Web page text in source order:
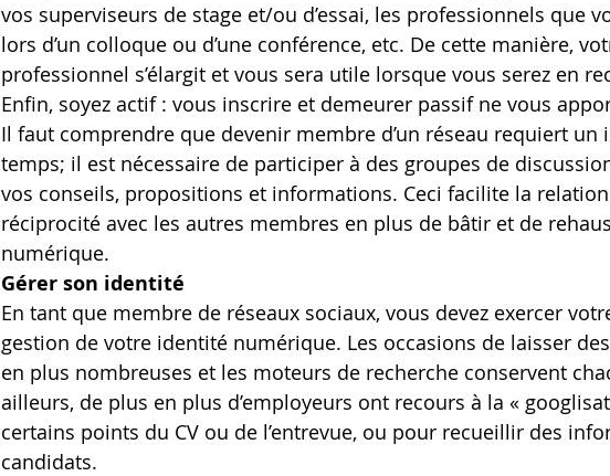
vos superviseurs de stage et/ou d’essai, les professionnels que
lors d’un colloque ou d’une conférence, etc. De cette manière,
professionnel s’élargit et vous sera utile lorsque vous serez en
Enfin, soyez actif : vous inscrire et demeurer passif ne vous
Il faut comprendre que devenir membre d’un réseau requiert un
temps; il est nécessaire de participer à des groupes de
vos conseils, propositions et informations. Ceci facilite la
réciprocité avec les autres membres en plus de bâtir et de
numérique.
Gérer son identité
En tant que membre de réseaux sociaux, vous devez exercer
gestion de votre identité numérique. Les occasions de laisser
en plus nombreuses et les moteurs de recherche conservent
ailleurs, de plus en plus d’employeurs ont recours à la «
certains points du CV ou de l’entrevue, ou pour recueillir des
candidats.